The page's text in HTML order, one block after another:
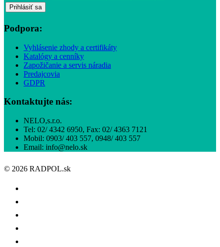
Podpora:
Vyhlásenie zhody a certifikáty
Katalógy a cenníky
Zapožičanie a servis náradia
Predajcovia
GDPR
Kontaktujte nás:
NELO,s.r.o.
Tel: 02/ 4342 6950, Fax: 02/ 4363 7121
Mobil: 0903/ 403 557, 0948/ 403 557
Email: info@nelo.sk
© 2026 RADPOL.sk